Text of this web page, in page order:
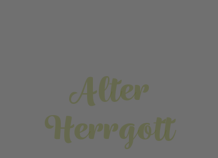
Alter
Herrgott